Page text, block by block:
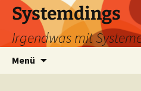
Zum
Inhalt
springen
Systemdings
Irgendwas mit
Menü